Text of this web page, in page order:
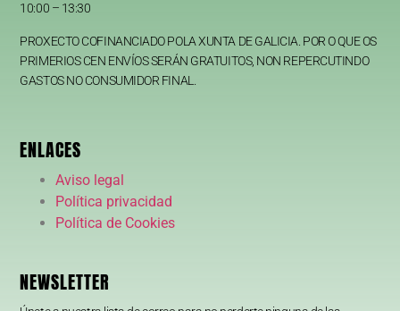
10:00 – 13:30
PROXECTO COFINANCIADO POLA XUNTA DE GALICIA. POR O QUE OS
PRIMERIOS CEN ENVÍOS SERÁN GRATUITOS, NON REPERCUTINDO
GASTOS NO CONSUMIDOR FINAL.
ENLACES
Aviso legal
Política privacidad
Política de Cookies
NEWSLETTER